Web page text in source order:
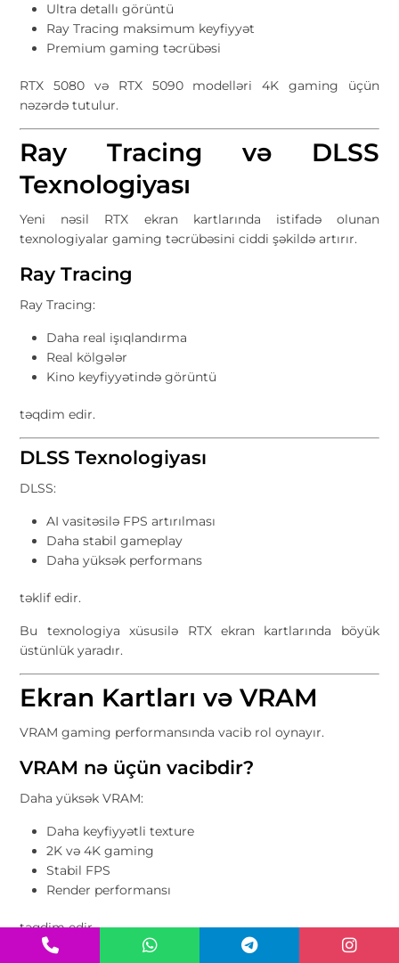
Ultra detallı görüntü
Ray Tracing maksimum keyfiyyət
Premium gaming təcrübəsi
RTX 5080 və RTX 5090 modelləri 4K gaming üçün
nəzərdə tutulur.
Ray Tracing və DLSS
Texnologiyası
Yeni nəsil RTX ekran kartlarında istifadə olunan
texnologiyalar gaming təcrübəsini ciddi şəkildə artırır.
Ray Tracing
Ray Tracing:
Daha real işıqlandırma
Real kölgələr
Kino keyfiyyətində görüntü
təqdim edir.
DLSS Texnologiyası
DLSS:
AI vasitəsilə FPS artırılması
Daha stabil gameplay
Daha yüksək performans
təklif edir.
Bu texnologiya xüsusilə RTX ekran kartlarında böyük
üstünlük yaradır.
Ekran Kartları və VRAM
VRAM gaming performansında vacib rol oynayır.
VRAM nə üçün vacibdir?
Daha yüksək VRAM:
Daha keyfiyyətli texture
2K və 4K gaming
Stabil FPS
Render performansı
təqdim edir.